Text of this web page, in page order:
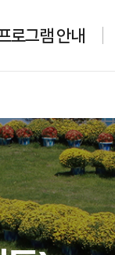
로그램 안내